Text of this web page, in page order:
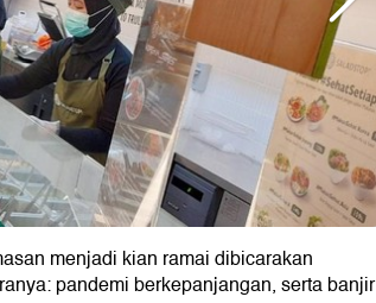
menjadi kian ramai dibicarakan
pandemi berkepanjangan, serta banjir